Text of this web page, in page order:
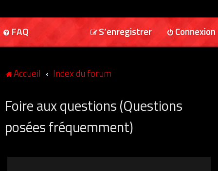
FAQ Connexion
S’enregistrer
Accueil Index du forum
Foire aux questions (Questions
posées fréquemment)